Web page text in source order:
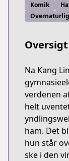
Komik
Overnaturlig
Oversigt
Na Kang
verdenen
helt
ham. Det
hun står
ske i den